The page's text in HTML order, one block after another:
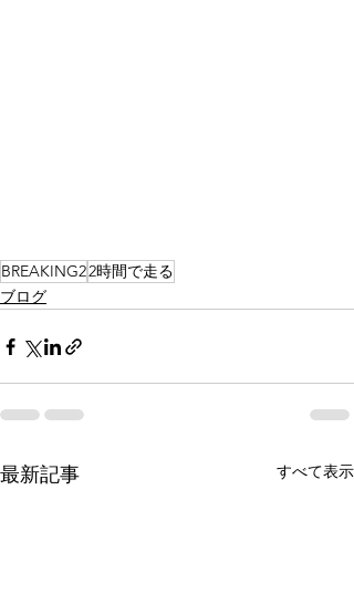
BREAKING22時間で走る
ブログ
最新記事 すべて表示